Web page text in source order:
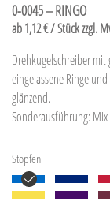
0-0045 – RINGO
ab 1,12 € / Stück zzgl.
Drehkugelschreiber
eingelassene Ringe
glänzend.
Sonderausführung:
Stopfen